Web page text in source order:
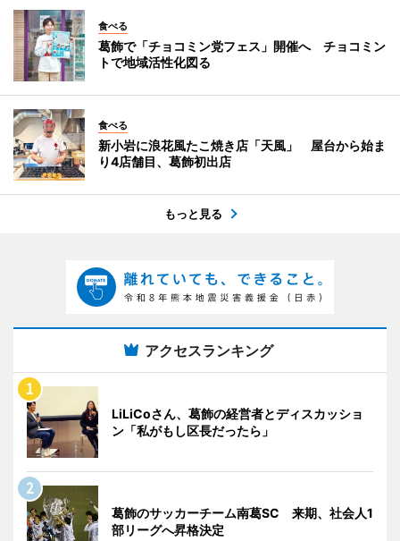
食べる
葛飾で「チョコミン党フェス」開催へ チョコミン
トで地域活性化図る
食べる
新小岩に浪花風たこ焼き店「天風」 屋台から始ま
り4店舗目、葛飾初出店
もっと見る
アクセスランキング
LiLiCoさん、葛飾の経営者とディスカッショ
ン「私がもし区長だったら」
葛飾のサッカーチーム南葛SC 来期、社会人1
部リーグへ昇格決定